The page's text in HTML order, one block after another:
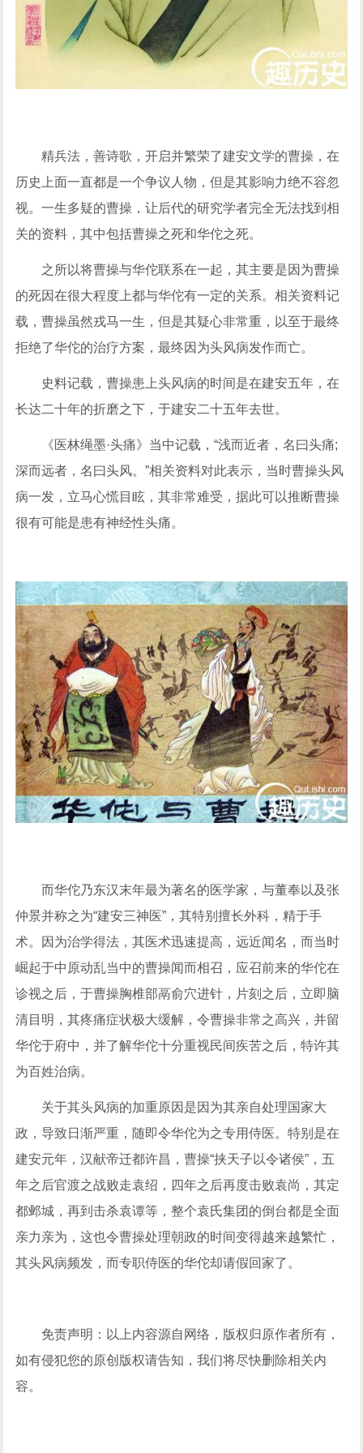
精兵法，善诗歌，开启并繁荣了建安文学的曹操，在
历史上面一直都是一个争议人物，但是其影响力绝不容忽
视。一生多疑的曹操，让后代的研究学者完全无法找到相
关的资料，其中包括曹操之死和华佗之死。
之所以将曹操与华佗联系在一起，其主要是因为曹操
的死因在很大程度上都与华佗有一定的关系。相关资料记
载，曹操虽然戎马一生，但是其疑心非常重，以至于最终
拒绝了华佗的治疗方案，最终因为头风病发作而亡。
史料记载，曹操患上头风病的时间是在建安五年，在
长达二十年的折磨之下，于建安二十五年去世。
《医林绳墨·头痛》当中记载，“浅而近者，名曰头痛;
深而远者，名曰头风。”相关资料对此表示，当时曹操头风
病一发，立马心慌目眩，其非常难受，据此可以推断曹操
很有可能是患有神经性头痛。
而华佗乃东汉末年最为著名的医学家，与董奉以及张
仲景并称之为“建安三神医”，其特别擅长外科，精于手
术。因为治学得法，其医术迅速提高，远近闻名，而当时
崛起于中原动乱当中的曹操闻而相召，应召前来的华佗在
诊视之后，于曹操胸椎部鬲俞穴进针，片刻之后，立即脑
清目明，其疼痛症状极大缓解，令曹操非常之高兴，并留
华佗于府中，并了解华佗十分重视民间疾苦之后，特许其
为百姓治病。
关于其头风病的加重原因是因为其亲自处理国家大
政，导致日渐严重，随即令华佗为之专用侍医。特别是在
建安元年，汉献帝迁都许昌，曹操“挟天子以令诸侯”，五
年之后官渡之战败走袁绍，四年之后再度击败袁尚，其定
都邺城，再到击杀袁谭等，整个袁氏集团的倒台都是全面
亲力亲为，这也令曹操处理朝政的时间变得越来越繁忙，
其头风病频发，而专职侍医的华佗却请假回家了。
免责声明：以上内容源自网络，版权归原作者所有，
如有侵犯您的原创版权请告知，我们将尽快删除相关内
容。